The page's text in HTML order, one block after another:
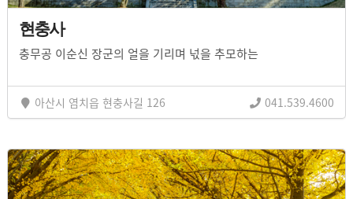
현충사
충무공 이순신 장군의 얼을 기리며 넋을 추모하는
아산시 염치읍 현충사길 126 041.539.4600